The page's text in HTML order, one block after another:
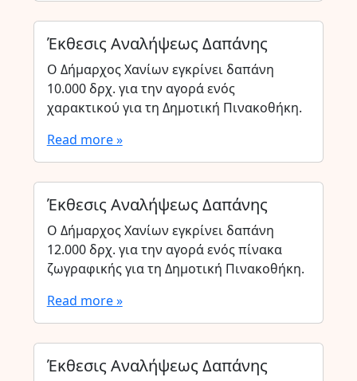
Έκθεσις Αναλήψεως Δαπάνης
Ο Δήμαρχος Χανίων εγκρίνει δαπάνη
10.000 δρχ. για την αγορά ενός
χαρακτικού για τη Δημοτική Πινακοθήκη.
Read more »
Έκθεσις Αναλήψεως Δαπάνης
Ο Δήμαρχος Χανίων εγκρίνει δαπάνη
12.000 δρχ. για την αγορά ενός πίνακα
ζωγραφικής για τη Δημοτική Πινακοθήκη.
Read more »
Έκθεσις Αναλήψεως Δαπάνης